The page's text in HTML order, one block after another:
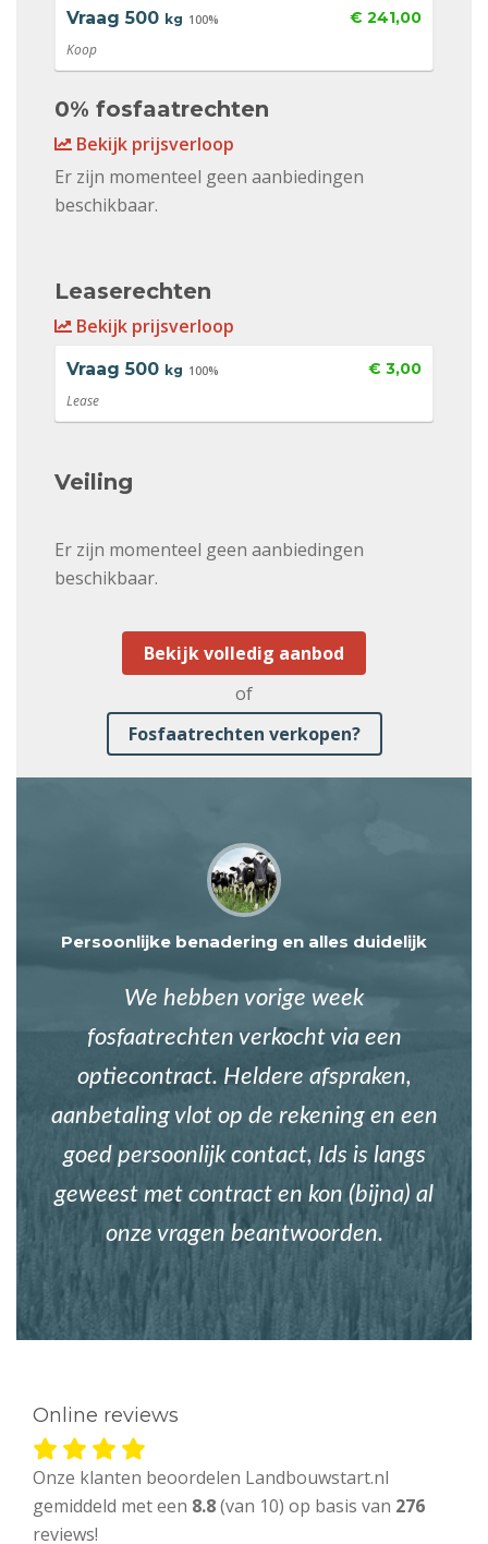
Vraag 500 kg 100% € 241,00
Koop
0% fosfaatrechten
Bekijk prijsverloop
Er zijn momenteel geen aanbiedingen
beschikbaar.
Leaserechten
Bekijk prijsverloop
Vraag 500 kg 100% € 3,00
Lease
Veiling
Er zijn momenteel geen aanbiedingen
beschikbaar.
Bekijk volledig aanbod
of
Fosfaatrechten verkopen?
Persoonlijke benadering en alles duidelijk
We hebben vorige week
fosfaatrechten verkocht via een
optiecontract. Heldere afspraken,
aanbetaling vlot op de rekening en een
goed persoonlijk contact, Ids is langs
geweest met contract en kon (bijna) al
onze vragen beantwoorden.
Online reviews
Onze klanten beoordelen Landbouwstart.nl
gemiddeld met een 8.8(van 10) op basis van 276
reviews!